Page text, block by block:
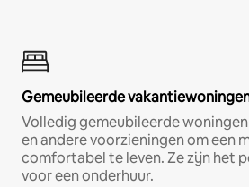
Gemeubileerde
Volledig gemeubileerde
en andere voorzieningen om een
comfortabel te leven. Ze zijn het
voor een onderhuur.